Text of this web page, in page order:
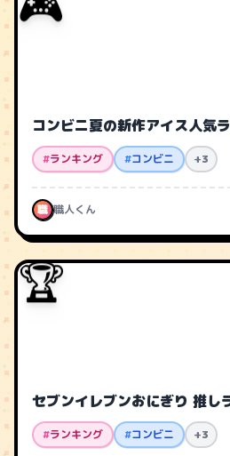
コンビニ夏の新作アイス人気
#ランキング #コンビニ +3
職 職人くん
🏆
セブンイレブンおにぎり 推し
#ランキング #コンビニ +3